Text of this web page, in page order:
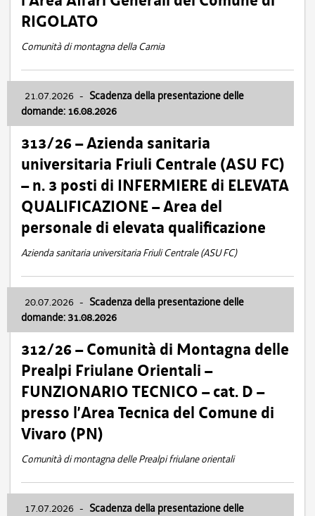
RIGOLATO
Comunità di montagna della Carnia
21.07.2026 - Scadenza della presentazione delle
domande: 16.08.2026
313/26 – Azienda sanitaria
universitaria Friuli Centrale (ASU FC)
– n. 3 posti di INFERMIERE di ELEVATA
QUALIFICAZIONE – Area del
personale di elevata qualificazione
Azienda sanitaria universitaria Friuli Centrale (ASU FC)
20.07.2026 - Scadenza della presentazione delle
domande: 31.08.2026
312/26 – Comunità di Montagna delle
Prealpi Friulane Orientali –
FUNZIONARIO TECNICO – cat. D –
presso l’Area Tecnica del Comune di
Vivaro (PN)
Comunità di montagna delle Prealpi friulane orientali
17.07.2026 - Scadenza della presentazione delle